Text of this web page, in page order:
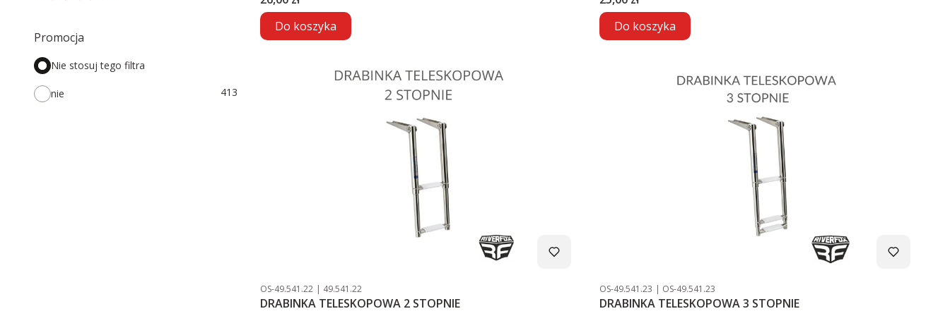
Promocja
Nie stosuj tego filtra
nie 413
Do koszyka
Do koszyka
Kod produktu
OS-49.541.22 Kod producenta
49.541.22
DRABINKA TELESKOPOWA 2 STOPNIE
Kod produktu
OS-49.541.23 Kod producenta
OS-49.541.23
DRABINKA TELESKOPOWA 3 STOPNIE